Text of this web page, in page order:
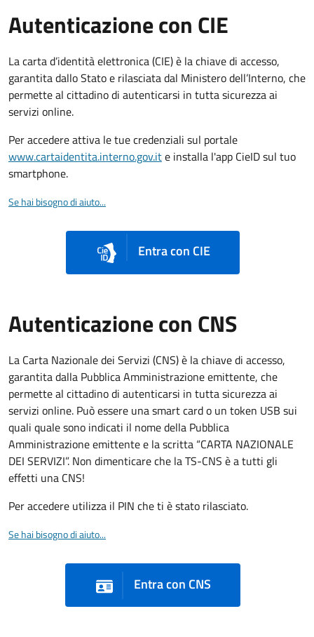
Autenticazione con CIE
La carta d’identità elettronica (CIE) è la chiave di accesso,
garantita dallo Stato e rilasciata dal Ministero dell’Interno, che
permette al cittadino di autenticarsi in tutta sicurezza ai
servizi online.
Per accedere attiva le tue credenziali sul portale
www.cartaidentita.interno.gov.ite installa l'app CieID sul tuo
smartphone.
Se hai bisogno di aiuto...
Entra con CIE
Autenticazione con CNS
La Carta Nazionale dei Servizi (CNS) è la chiave di accesso,
garantita dalla Pubblica Amministrazione emittente, che
permette al cittadino di autenticarsi in tutta sicurezza ai
servizi online. Può essere una smart card o un token USB sui
quali quale sono indicati il nome della Pubblica
Amministrazione emittente e la scritta “CARTA NAZIONALE
DEI SERVIZI”. Non dimenticare che la TS-CNS è a tutti gli
effetti una CNS!
Per accedere utilizza il PIN che ti è stato rilasciato.
Se hai bisogno di aiuto...
Entra con CNS